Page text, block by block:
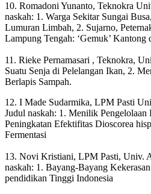
10. Romadoni Yunanto, Teknokra
naskah: 1. Warga Sekitar Sungai
Lumuran Limbah, 2. Sujarno,
Lampung Tengah: ‘Gemuk’ Kantong
11. Rieke Pernamasari , Teknokra,
Suatu Senja di Pelelangan Ikan, 2.
Berlapis Sampah.
12. I Made Sudarmika, LPM Pasti
Judul naskah: 1. Menilik Pengelolaan
Peningkatan Efektifitas Dioscorea
Fermentasi
13. Novi Kristiani, LPM Pasti, Univ.
naskah: 1. Bayang-Bayang
pendidikan Tinggi Indonesia